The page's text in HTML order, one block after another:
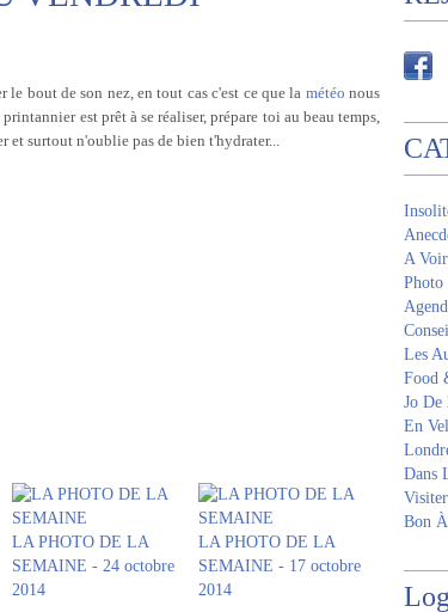
bout de son nez, en tout cas c'est ce que la météo nous
est prêt à se réaliser, prépare toi au beau temps,
et surtout n'oublie pas de bien t'hydrater...
LA PHOTO DE LA
SEMAINE - 24 octobre
2014
LA PHOTO DE LA
SEMAINE - 17 octobre
2014
A
Photo
Les
Food
Jo De
En
Dans
Bon